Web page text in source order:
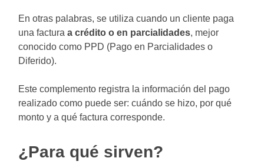
En otras palabras, se utiliza cuando un cliente paga
una facturaa crédito o en parcialidades, mejor
conocido como PPD (Pago en Parcialidades o
Diferido).
Este complemento registra la información del pago
realizado como puede ser: cuándo se hizo, por qué
monto y a qué factura corresponde.
¿Para qué sirven?